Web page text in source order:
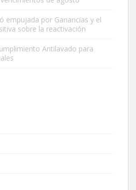
empujada por Ganancias y el
sobre la reactivación
Antilavado para